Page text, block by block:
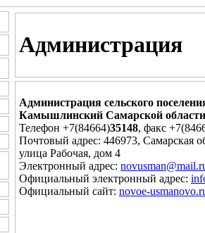
Администрация
Администрация сельского
Камышлинский Самарской области
Телефон +7(84664)35148, факс
Почтовый адрес: 446973, Самарская
улица Рабочая, дом 4
Электронный адрес:
Официальный электронный адрес:
Официальный сайт: novoe-